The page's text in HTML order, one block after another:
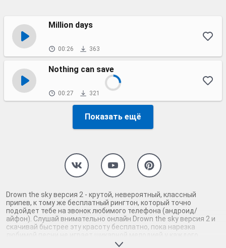
Million days
00:26 363
Nothing can save
00:27 321
Показать ещё
Drown the sky версия 2 - крутой, невероятный, классный
припев, к тому же бесплатный рингтон, который точно
подойдет тебе на звонок любимого телефона (андроид/
айфон). Слушай внимательно онлайн Drown the sky версия 2 и
скачивай быстрее эту красоту бесплатно, пока нарезка
любимой песни не играет шикарной мелодией у каждого
второго на звонке. Будь первым, кто скачает бесплатно сей